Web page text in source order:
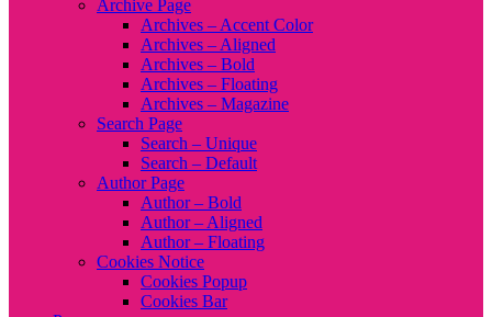
Archive Page
Archives – Accent Color
Archives – Aligned
Archives – Bold
Archives – Floating
Archives – Magazine
Search Page
Search – Unique
Search – Default
Author Page
Author – Bold
Author – Aligned
Author – Floating
Cookies Notice
Cookies Popup
Cookies Bar